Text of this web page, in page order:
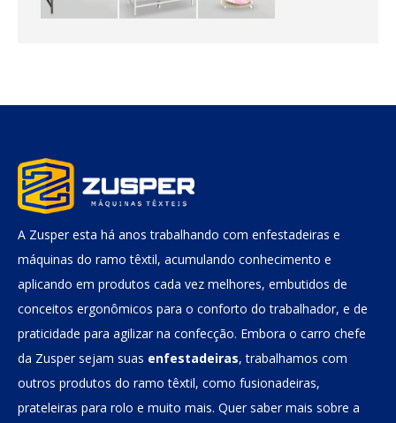
A Zusper esta há anos trabalhando com enfestadeiras e
máquinas do ramo têxtil, acumulando conhecimento e
aplicando em produtos cada vez melhores, embutidos de
conceitos ergonômicos para o conforto do trabalhador, e de
praticidade para agilizar na confecção. Embora o carro chefe
da Zusper sejam suas enfestadeiras, trabalhamos com
outros produtos do ramo têxtil, como fusionadeiras,
prateleiras para rolo e muito mais. Quer saber mais sobre a